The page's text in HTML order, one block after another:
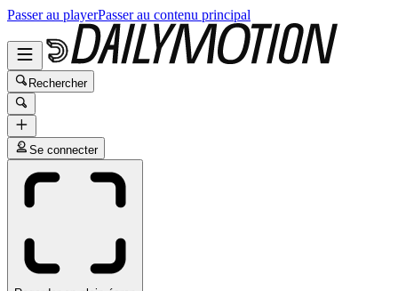
Passer au playerPasser au contenu principal
Rechercher
Se connecter